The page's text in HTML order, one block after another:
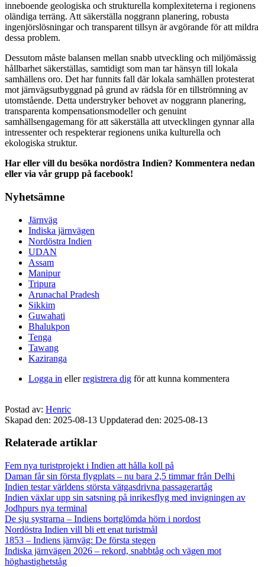
inneboende geologiska och strukturella komplexiteterna i regionens
oländiga terräng. Att säkerställa noggrann planering, robusta
ingenjörslösningar och transparent tillsyn är avgörande för att mildra
dessa problem.
Dessutom måste balansen mellan snabb utveckling och miljömässig
hållbarhet säkerställas, samtidigt som man tar hänsyn till lokala
samhällens oro. Det har funnits fall där lokala samhällen protesterat
mot järnvägsutbyggnad på grund av rädsla för en tillströmning av
utomstående. Detta understryker behovet av noggrann planering,
transparenta kompensationsmodeller och genuint
samhällsengagemang för att säkerställa att utvecklingen gynnar alla
intressenter och respekterar regionens unika kulturella och
ekologiska struktur.
Har eller vill du besöka nordöstra Indien? Kommentera nedan
eller via vår grupp på facebook!
Nyhetsämne
Järnväg
Indiska järnvägen
Nordöstra Indien
UDAN
Assam
Manipur
Tripura
Arunachal Pradesh
Sikkim
Guwahati
Bhalukpon
Tenga
Tawang
Kaziranga
Logga in ellerregistrera dig för att kunna kommentera
Postad av: Henric
Skapad den: 2025-08-13 Uppdaterad den: 2025-08-13
Relaterade artiklar
Fem nya turistprojekt i Indien att hålla koll på
Daman får sin första flygplats – nu bara 2,5 timmar från Delhi
Indien testar världens största vätgasdrivna passagerartåg
Indien växlar upp sin satsning på inrikesflyg med invigningen av
Jodhpurs nya terminal
De sju systrarna – Indiens bortglömda hörn i nordost
Nordöstra Indien vill bli ett enat turistmål
1853 – Indiens järnväg: De första stegen
Indiska järnvägen 2026 – rekord, snabbtåg och vägen mot
höghastighetståg